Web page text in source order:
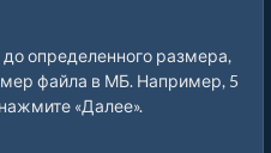
определенного размера,
файла в МБ. Например, 5
«Далее».